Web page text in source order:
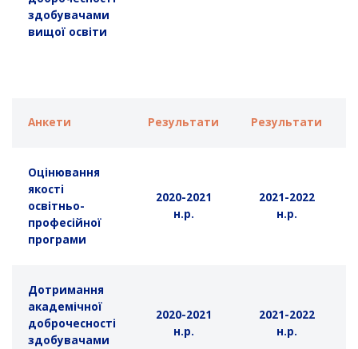
здобувачами
вищої освіти
Анкети Результати Результати
Оцінювання
якості
освітньо-
професійної
програми
2020-2021
н.р.
2021-2022
н.р.
Дотримання
академічної
доброчесності
здобувачами
2020-2021
н.р.
2021-2022
н.р.